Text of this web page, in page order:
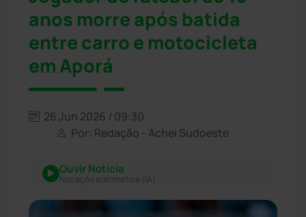
anos morre após batida
entre carro e motocicleta
em Aporá
26 Jun 2026 / 09:30
Por: Redação - Achei Sudoeste
Ouvir Notícia
Narração automática (IA)